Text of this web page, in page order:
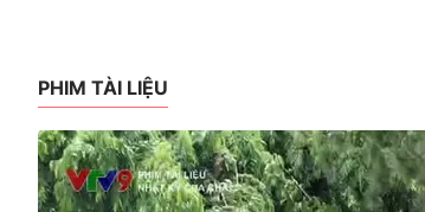
PHIM TÀI LIỆU